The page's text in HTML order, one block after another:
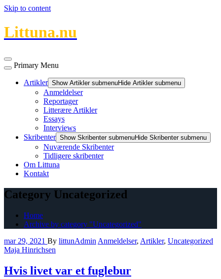
Skip to content
Littuna.nu
Primary Menu
Artikler Show Artikler submenuHide Artikler submenu
Anmeldelser
Reportager
Litterære Artikler
Essays
Interviews
Skribenter Show Skribenter submenuHide Skribenter submenu
Nuværende Skribenter
Tidligere skribenter
Om Littuna
Kontakt
Category Uncategorized
Home
Archive by category "Uncategorized"
mar 29, 2021 By littunAdmin Anmeldelser, Artikler, Uncategorized
Maja Hinrichsen
Hvis livet var et fuglebur